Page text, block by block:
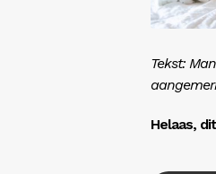
Tekst:
Helaas,